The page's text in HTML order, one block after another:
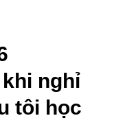
nghỉ
tôi học